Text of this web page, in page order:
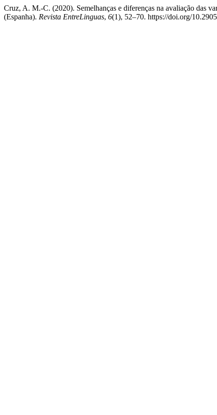
Cruz, A. M.-C. (2020). Semelhanças e diferenças na avaliação das
(Espanha). Revista EntreLinguas, 6(1), 52–70. https://doi.org/